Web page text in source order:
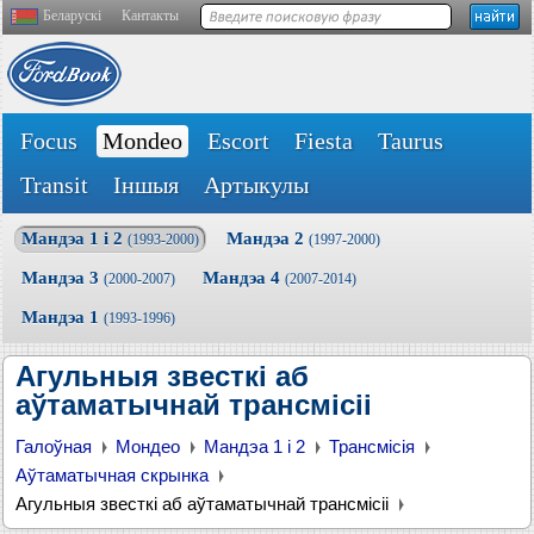
Беларускі Кантакты
Focus Mondeo Escort Fiesta
Taurus
Transit
Іншыя Артыкулы
Мандэа 1 і 2 (1993-2000) Мандэа 2 (1997-2000)
Мандэа 3 (2000-2007) Мандэа 4 (2007-2014)
Мандэа 1 (1993-1996)
Агульныя звесткі аб
аўтаматычнай трансмісіі
Галоўная Мондео Мандэа 1 і 2
Трансмісія
Аўтаматычная скрынка
Агульныя звесткі аб аўтаматычнай трансмісіі